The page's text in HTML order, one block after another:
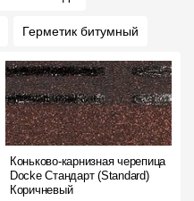
Герметик битумный
Коньково-карнизная черепица
Docke Стандарт (Standard)
Коричневый